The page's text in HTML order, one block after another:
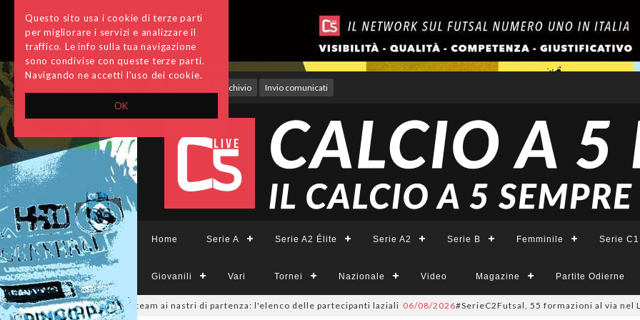
OK
Questo sito usa i cookie di terze parti
per migliorare i servizi e analizzare il
traffico. Le info sulla tua navigazione
sono condivise con queste terze parti.
Navigando ne accetti l'uso dei cookie.
Archivio Invio comunicati
Home Serie A Serie A2 Élite Serie A2 Serie B Femminile Serie C1
Giovanili Vari Tornei Nazionale Video Magazine Partite Odierne
sono 14 i team ai nastri di partenza: l'elenco delle partecipanti laziali 06/08/2026#SerieC2Futsal, 55 formazioni al via nel Lazio: